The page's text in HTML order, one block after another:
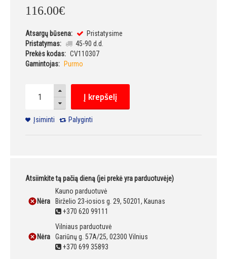
116.00€
Atsargų būsena:
Pristatysime
Pristatymas:
45-90 d.d.
Prekės kodas: CV110307
Gamintojas:
Purmo
Į krepšelį
Įsiminti Palyginti
Atsiimkite tą pačią dieną (jei prekė yra parduotuvėje)
Nėra
Kauno parduotuvė
Birželio 23-iosios g. 29, 50201, Kaunas
+370 620 99111
Nėra
Vilniaus parduotuvė
Gariūnų g. 57A/25, 02300 Vilnius
+370 699 35893